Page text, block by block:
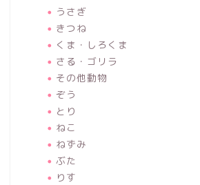
うさぎ
きつね
くま・しろくま
さる・ゴリラ
その他動物
ぞう
とり
ねこ
ねずみ
ぶた
りす